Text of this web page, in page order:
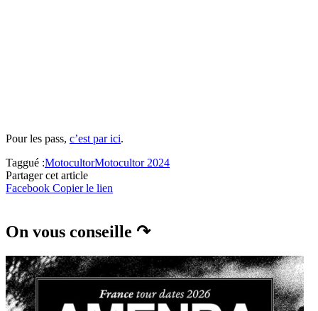
Pour les pass, c’est par ici.
Taggué :MotocultorMotocultor 2024
Partager cet article
Facebook Copier le lien
On vous conseille ↷